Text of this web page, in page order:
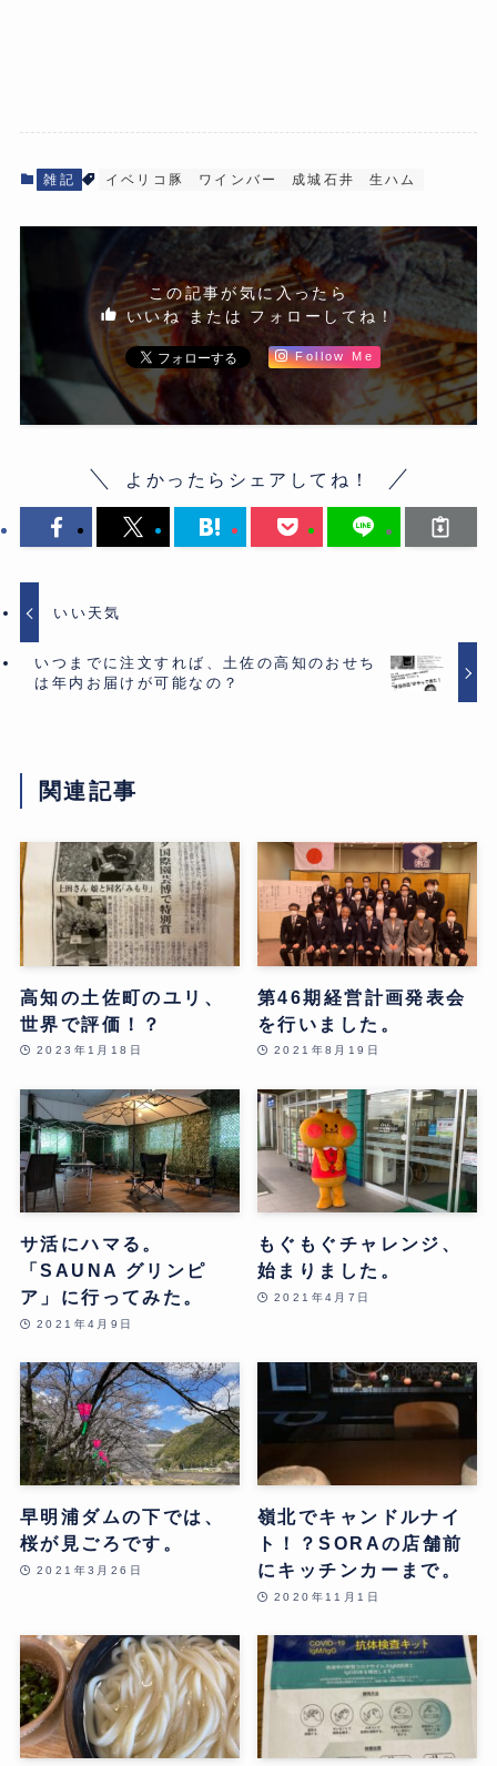
雑記 イベリコ豚 ワインバー 成城石井 生ハム
この記事が気に入ったら
いいね または フォローしてね！
Follow Me
よかったらシェアしてね！
いい天気
いつまでに注文すれば、土佐の高知のおせち
は年内お届けが可能なの？
関連記事
高知の土佐町のユリ、
世界で評価！？
2023年1月18日
第46期経営計画発表会
を行いました。
2021年8月19日
サ活にハマる。
「SAUNA グリンピ
ア」に行ってみた。
2021年4月9日
もぐもぐチャレンジ、
始まりました。
2021年4月7日
早明浦ダムの下では、
桜が見ごろです。
2021年3月26日
嶺北でキャンドルナイ
ト！？SORAの店舗前
にキッチンカーまで。
2020年11月1日